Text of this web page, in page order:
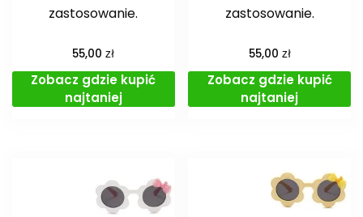
zastosowanie.
55,00zł
Zobacz gdzie kupić
najtaniej
zastosowanie.
55,00 zł
Zobacz gdzie kupić
najtaniej